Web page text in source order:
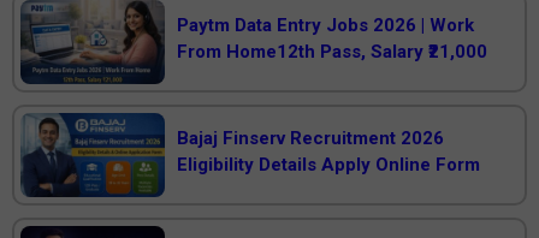
Paytm Data Entry Jobs 2026 | Work
From Home12th Pass, Salary ₹21,000
Bajaj Finserv Recruitment 2026
Eligibility Details Apply Online Form